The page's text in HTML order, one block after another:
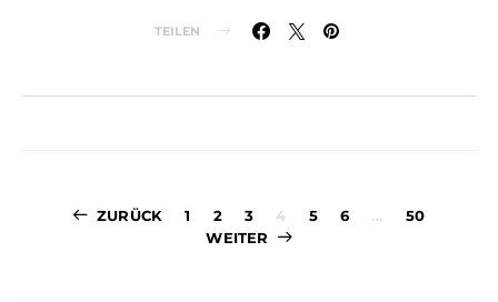
TEILEN
ZURÜCK 1 2 3 4 5 6 …
50
WEITER